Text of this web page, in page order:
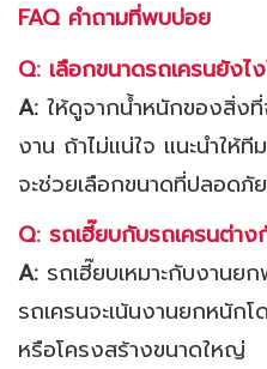
FAQ คำถามที่พบบ่อย
Q: เลือกขนาดรถเครนยังไ
A: ให้ดูจากน้ำหนักของสิ่ง
งาน ถ้าไม่แน่ใจ แนะนำให้ที
จะช่วยเลือกขนาดที่ปลอดภั
Q: รถเฮี๊ยบกับรถเครนต่า
A: รถเฮี๊ยบเหมาะกับงาน
รถเครนจะเน้นงานยกหนัก
หรือโครงสร้างขนาดใหญ่